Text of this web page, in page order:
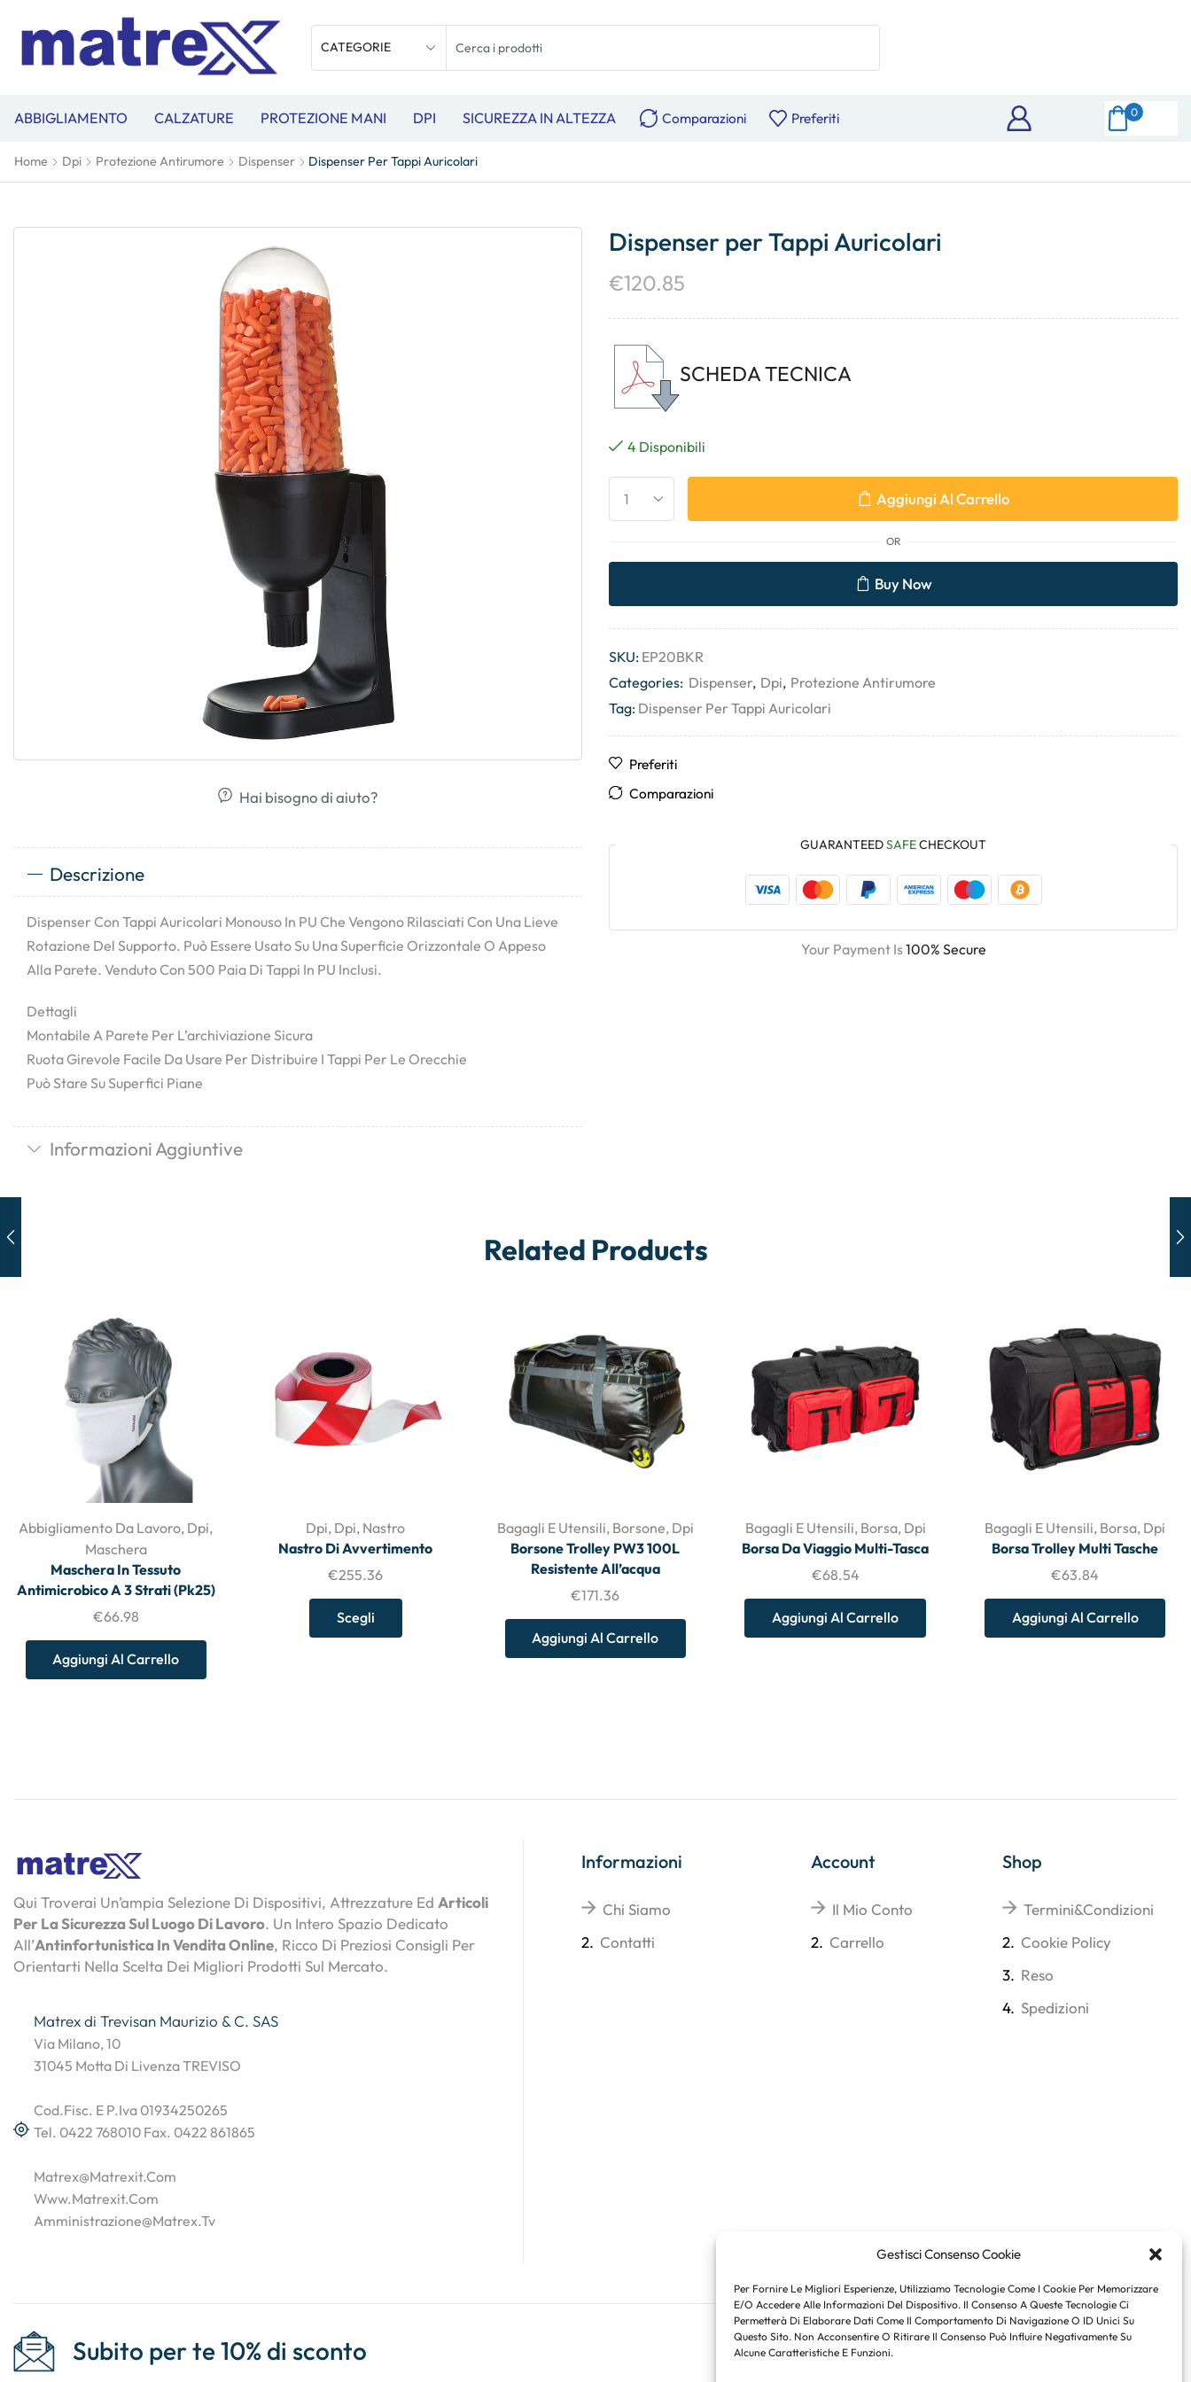
Gestisci Consenso Cookie
Per Fornire Le Migliori Esperienze, Utilizziamo Tecnologie Come I Cookie Per Memorizzare
E/o Accedere Alle Informazioni Del Dispositivo. Il Consenso A Queste Tecnologie Ci
Permetterà Di Elaborare Dati Come Il Comportamento Di Navigazione O ID Unici Su
Questo Sito. Non Acconsentire O Ritirare Il Consenso Può Influire Negativamente Su
Alcune Caratteristiche E Funzioni.
ABBIGLIAMENTO CALZATURE PROTEZIONE MANI DPI SICUREZZA IN ALTEZZA Comparazioni Preferiti 0
Home Dpi Protezione Antirumore Dispenser Dispenser Per Tappi Auricolari
Hai bisogno di aiuto?
Descrizione
Dispenser Con Tappi Auricolari Monouso In PU Che Vengono Rilasciati Con Una Lieve
Rotazione Del Supporto. Può Essere Usato Su Una Superficie Orizzontale O Appeso
Alla Parete. Venduto Con 500 Paia Di Tappi In PU Inclusi.
Dettagli
Montabile A Parete Per L’archiviazione Sicura
Ruota Girevole Facile Da Usare Per Distribuire I Tappi Per Le Orecchie
Può Stare Su Superfici Piane
Informazioni Aggiuntive
Dispenser per Tappi Auricolari
€120.85
SCHEDA TECNICA
4 Disponibili
Aggiungi Al Carrello
OR
Buy Now
SKU: EP20BKR
Categories: Dispenser, Dpi, Protezione Antirumore
Tag: Dispenser Per Tappi Auricolari
Preferiti
Comparazioni
GUARANTEEDSAFECHECKOUT
Your Payment Is100% Secure
Related Products
Abbigliamento Da Lavoro, Dpi,
Maschera
Maschera In Tessuto
Antimicrobico A 3 Strati (Pk25)
€66.98
Aggiungi Al Carrello
Dpi, Dpi, Nastro
Nastro Di Avvertimento
€255.36
Scegli
Bagagli E Utensili, Borsone, Dpi
Borsone Trolley PW3 100L
Resistente All’acqua
€171.36
Aggiungi Al Carrello
Bagagli E Utensili, Borsa, Dpi
Borsa Da Viaggio Multi-Tasca
€68.54
Aggiungi Al Carrello
Bagagli E Utensili, Borsa, Dpi
Borsa Trolley Multi Tasche
€63.84
Aggiungi Al Carrello
Qui Troverai Un’ampia Selezione Di Dispositivi, Attrezzature Ed Articoli
Per La Sicurezza Sul Luogo Di Lavoro. Un Intero Spazio Dedicato
All’Antinfortunistica In Vendita Online, Ricco Di Preziosi Consigli Per
Orientarti Nella Scelta Dei Migliori Prodotti Sul Mercato.
Matrex di Trevisan Maurizio & C. SAS
Via Milano, 10
31045 Motta Di Livenza TREVISO
Cod.Fisc. E P.Iva 01934250265
Tel. 0422 768010 Fax. 0422 861865
Matrex@matrexit.com
Www.matrexit.com
Amministrazione@matrex.tv
Informazioni
Chi Siamo
2. Contatti
Account
Il Mio Conto
2. Carrello
Shop
Termini&Condizioni
2. Cookie Policy
3. Reso
4. Spedizioni
Subito per te 10% di sconto